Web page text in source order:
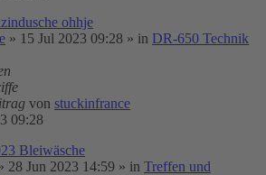
ohhje
» 15 Jul 2023 09:28 » in DR-650 Technik
von stuckinfrance
09:28
Bleiwäsche
28 Jun 2023 14:59 » in Treffen und